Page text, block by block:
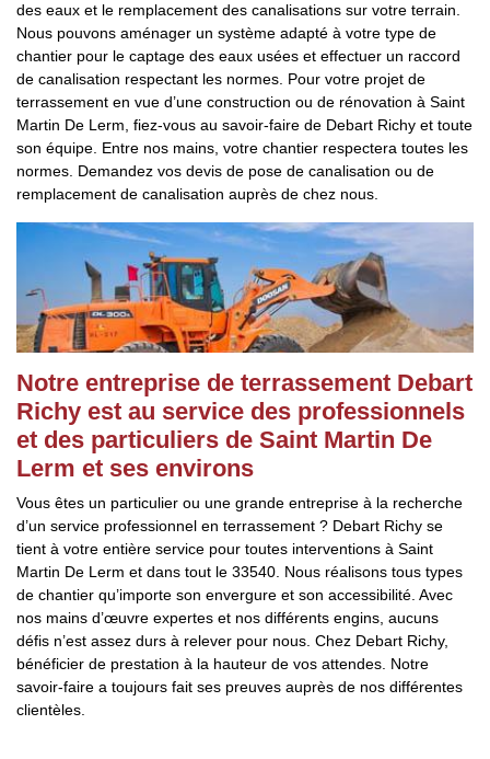
des eaux et le remplacement des canalisations sur votre terrain.
Nous pouvons aménager un système adapté à votre type de
chantier pour le captage des eaux usées et effectuer un raccord
de canalisation respectant les normes. Pour votre projet de
terrassement en vue d’une construction ou de rénovation à Saint
Martin De Lerm, fiez-vous au savoir-faire de Debart Richy et toute
son équipe. Entre nos mains, votre chantier respectera toutes les
normes. Demandez vos devis de pose de canalisation ou de
remplacement de canalisation auprès de chez nous.
Notre entreprise de terrassement Debart
Richy est au service des professionnels
et des particuliers de Saint Martin De
Lerm et ses environs
Vous êtes un particulier ou une grande entreprise à la recherche
d’un service professionnel en terrassement ? Debart Richy se
tient à votre entière service pour toutes interventions à Saint
Martin De Lerm et dans tout le 33540. Nous réalisons tous types
de chantier qu’importe son envergure et son accessibilité. Avec
nos mains d’œuvre expertes et nos différents engins, aucuns
défis n’est assez durs à relever pour nous. Chez Debart Richy,
bénéficier de prestation à la hauteur de vos attendes. Notre
savoir-faire a toujours fait ses preuves auprès de nos différentes
clientèles.